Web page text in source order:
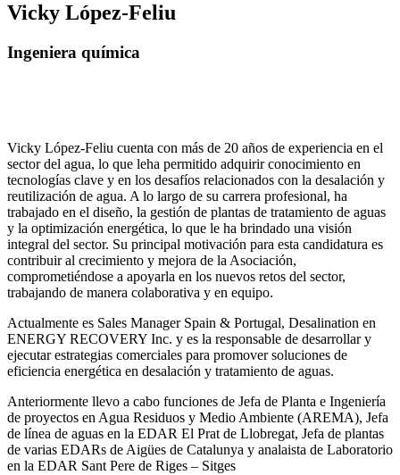
Vicky López-Feliu
Ingeniera química
Vicky López-Feliu cuenta con más de 20 años de experiencia en el
sector del agua, lo que leha permitido adquirir conocimiento en
tecnologías clave y en los desafíos relacionados con la desalación y
reutilización de agua. A lo largo de su carrera profesional, ha
trabajado en el diseño, la gestión de plantas de tratamiento de aguas
y la optimización energética, lo que le ha brindado una visión
integral del sector. Su principal motivación para esta candidatura es
contribuir al crecimiento y mejora de la Asociación,
comprometiéndose a apoyarla en los nuevos retos del sector,
trabajando de manera colaborativa y en equipo.
Actualmente es Sales Manager Spain & Portugal, Desalination en
ENERGY RECOVERY Inc. y es la responsable de desarrollar y
ejecutar estrategias comerciales para promover soluciones de
eficiencia energética en desalación y tratamiento de aguas.
Anteriormente llevo a cabo funciones de Jefa de Planta e Ingeniería
de proyectos en Agua Residuos y Medio Ambiente (AREMA), Jefa
de línea de aguas en la EDAR El Prat de Llobregat, Jefa de plantas
de varias EDARs de Aigües de Catalunya y analaista de Laboratorio
en la EDAR Sant Pere de Riges – Sitges